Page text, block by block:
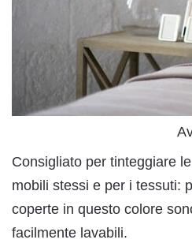
Consigliato per tinteggiare
mobili stessi e per i tessuti:
coperte in questo colore
facilmente lavabili.